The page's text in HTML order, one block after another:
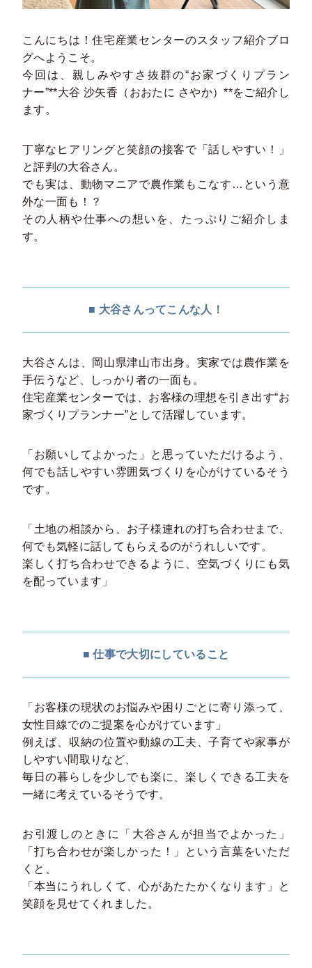
こんにちは！住宅産業センターのスタッフ紹介ブロ
グへようこそ。
今回は、親しみやすさ抜群の“お家づくりプラン
ナー”**大谷 沙矢香（おおたに さやか）**をご紹介し
ます。
丁寧なヒアリングと笑顔の接客で「話しやすい！」
と評判の大谷さん。
でも実は、動物マニアで農作業もこなす…という意
外な一面も！？
その人柄や仕事への想いを、たっぷりご紹介しま
す。
■ 大谷さんってこんな人！
大谷さんは、岡山県津山市出身。実家では農作業を
手伝うなど、しっかり者の一面も。
住宅産業センターでは、お客様の理想を引き出す“お
家づくりプランナー”として活躍しています。
「お願いしてよかった」と思っていただけるよう、
何でも話しやすい雰囲気づくりを心がけているそう
です。
「土地の相談から、お子様連れの打ち合わせまで、
何でも気軽に話してもらえるのがうれしいです。
楽しく打ち合わせできるように、空気づくりにも気
を配っています」
■ 仕事で大切にしていること
「お客様の現状のお悩みや困りごとに寄り添って、
女性目線でのご提案を心がけています」
例えば、収納の位置や動線の工夫、子育てや家事が
しやすい間取りなど、
毎日の暮らしを少しでも楽に、楽しくできる工夫を
一緒に考えているそうです。
お引渡しのときに「大谷さんが担当でよかった」
「打ち合わせが楽しかった！」という言葉をいただ
くと、
「本当にうれしくて、心があたたかくなります」と
笑顔を見せてくれました。